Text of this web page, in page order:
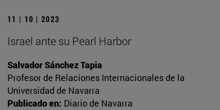
11 | 10 | 2023
Israel ante su Pearl Harbor
Salvador Sánchez Tapia
Profesor de Relaciones Internacionales de la
Universidad de Navarra
Publicado en: Diario de Navarra